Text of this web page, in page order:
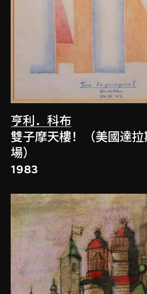
亨利．科布
雙子摩天樓！（美國達
場）
1983